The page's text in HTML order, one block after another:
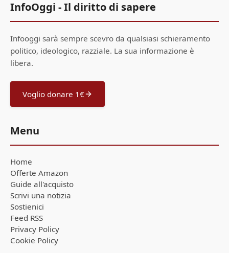
InfoOggi - Il diritto di sapere
Infooggi sarà sempre scevro da qualsiasi schieramento
politico, ideologico, razziale. La sua informazione è
libera.
Voglio donare 1€
Menu
Home
Offerte Amazon
Guide all'acquisto
Scrivi una notizia
Sostienici
Feed RSS
Privacy Policy
Cookie Policy